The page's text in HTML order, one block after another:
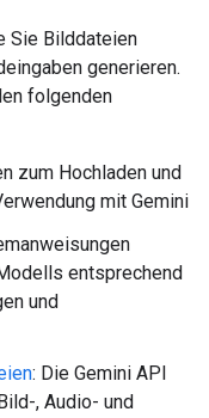
Sie Bilddateien
generieren.
folgenden
zum Hochladen und
mit Gemini
entsprechend
und
: Die Gemini API
, Audio- und